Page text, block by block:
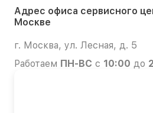
Адрес офиса сервисного
Москве
г. Москва, ул. Лесная, д. 5
Работаем ПН-ВС с 10:00 до